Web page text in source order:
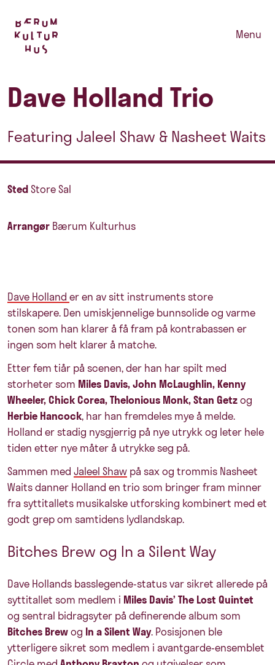
Menu
Dave Holland Trio
Featuring Jaleel Shaw & Nasheet Waits
StedStore Sal
Arrangør Bærum Kulturhus
Dave Holland er en av sitt instruments store
stilskapere. Den umiskjennelige bunnsolide og varme
tonen som han klarer å få fram på kontrabassen er
ingen som helt klarer å matche.
Etter fem tiår på scenen, der han har spilt med
storheter som Miles Davis, John McLaughlin, Kenny
Wheeler, Chick Corea, Thelonious Monk, Stan Getzog
Herbie Hancock, har han fremdeles mye å melde.
Holland er stadig nysgjerrig på nye utrykk og leter hele
tiden etter nye måter å utrykke seg på.
Sammen med Jaleel Shaw på sax og trommis Nasheet
Waitsdanner Holland en trio som bringer fram minner
fra syttitallets musikalske utforsking kombinert med et
godt grep om samtidens lydlandskap.
Bitches Brew og In a Silent Way
Dave Hollands basslegende-status var sikret allerede på
syttitallet som medlem i Miles Davis’ The Lost Quintet
og sentral bidragsyter på definerende album som
Bitches Brewog In a Silent Way. Posisjonen ble
ytterligere sikret som medlem i avantgarde-ensemblet